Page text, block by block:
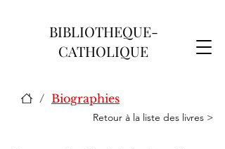
BIBLIOTHEQUE-
CATHOLIQUE
/ Biographies
Retour à la liste des livres >